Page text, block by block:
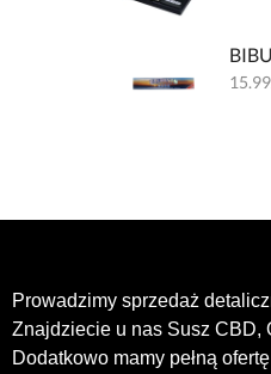
15.99
Prowadzimy sprzedaż
Znajdziecie u nas Susz CBD,
Dodatkowo mamy pełną